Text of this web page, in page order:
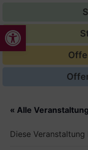
Werkzeugleiste öffnen
« Alle
Diese